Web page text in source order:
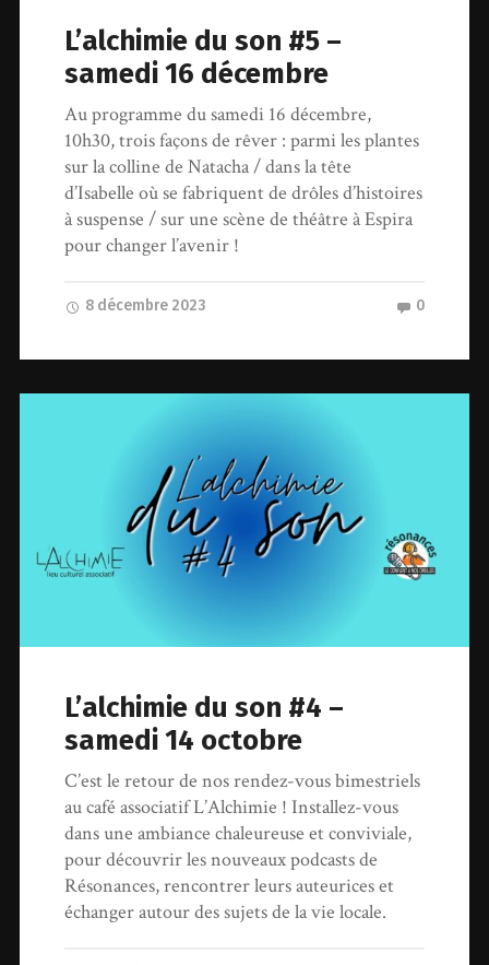
L’alchimie du son #5 –
samedi 16 décembre
Au programme du samedi 16 décembre,
10h30, trois façons de rêver : parmi les plantes
sur la colline de Natacha / dans la tête
d’Isabelle où se fabriquent de drôles d’histoires
à suspense / sur une scène de théâtre à Espira
pour changer l’avenir !
8 décembre 2023 0
L’alchimie du son #4 –
samedi 14 octobre
C’est le retour de nos rendez-vous bimestriels
au café associatif L’Alchimie ! Installez-vous
dans une ambiance chaleureuse et conviviale,
pour découvrir les nouveaux podcasts de
Résonances, rencontrer leurs auteurices et
échanger autour des sujets de la vie locale.